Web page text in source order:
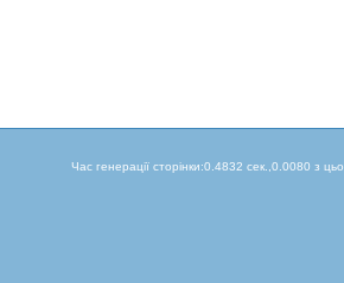
Час генерації сторінки:0.4832 сек.,0.0080 з